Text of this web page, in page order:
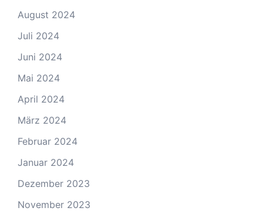
August 2024
Juli 2024
Juni 2024
Mai 2024
April 2024
März 2024
Februar 2024
Januar 2024
Dezember 2023
November 2023